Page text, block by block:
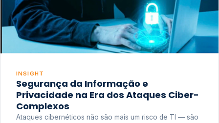
INSIGHT
Segurança da Informação e
Privacidade na Era dos Ataques Ciber-
Complexos
Ataques cibernéticos não são mais um risco de TI — são